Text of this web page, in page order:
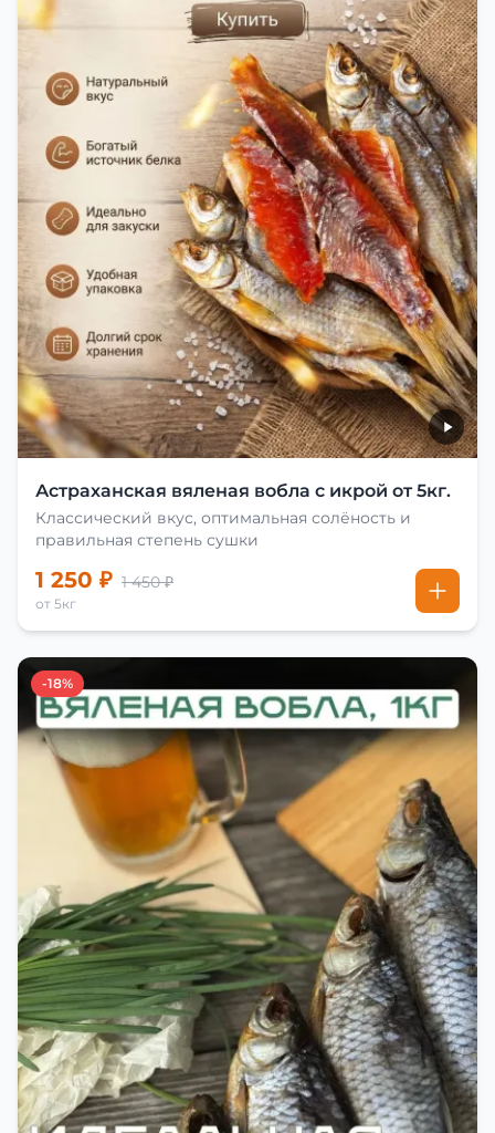
Астраханская вяленая вобла с икрой от 5кг.
Классический вкус, оптимальная солёность и
правильная степень сушки
1 250 ₽ 1 450 ₽
от 5кг
-18%